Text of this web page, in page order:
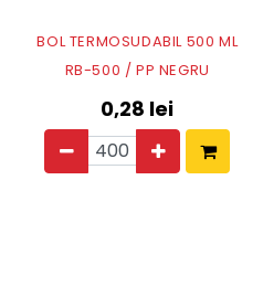
BOL TERMOSUDABIL 500 ML
RB-500 / PP NEGRU
0,28 lei